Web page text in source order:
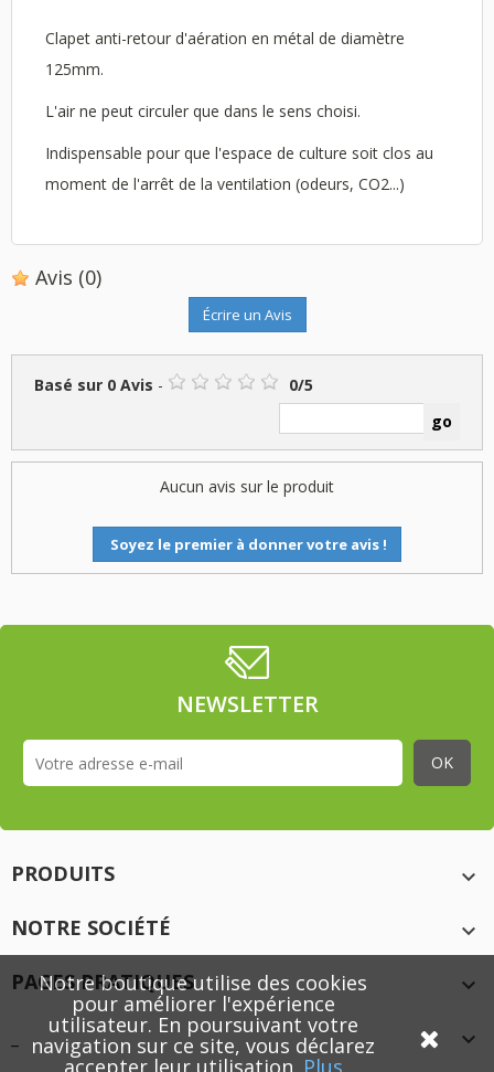
Clapet anti-retour d'aération en métal de diamètre
125mm.
L'air ne peut circuler que dans le sens choisi.
Indispensable pour que l'espace de culture soit clos au
moment de l'arrêt de la ventilation (odeurs, CO2...)
Avis (0)
Écrire un Avis
Basé sur 0 Avis - 0/5
Aucun avis sur le produit
Soyez le premier à donner votre avis !
NEWSLETTER
PRODUITS

NOTRE SOCIÉTÉ

PAGES PRATIQUES


Notre boutique utilise des cookies
pour améliorer l'expérience
utilisateur. En poursuivant votre
navigation sur ce site, vous déclarez
accepter leur utilisation Plus